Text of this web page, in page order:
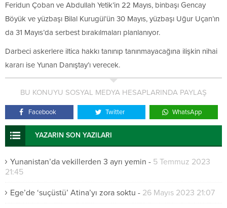
Feridun Çoban ve Abdullah Yetik’in 22 Mayıs, binbaşı Gencay
Böyük ve yüzbaşı Bilal Kurugül’ün 30 Mayıs, yüzbaşı Uğur Uçan’ın
da 31 Mayıs’da serbest bırakılmaları planlanıyor.
Darbeci askerlere iltica hakkı tanınıp tanınmayacağına ilişkin nihai
kararı ise Yunan Danıştay’ı verecek.
BU KONUYU SOSYAL MEDYA HESAPLARINDA PAYLAŞ
Facebook Twitter WhatsApp
YAZARIN SON YAZILARI
Yunanistan’da vekillerden 3 ayrı yemin - 5 Temmuz 2023
21:45
Ege’de ‘suçüstü’ Atina’yı zora soktu - 26 Mayıs 2023 21:07